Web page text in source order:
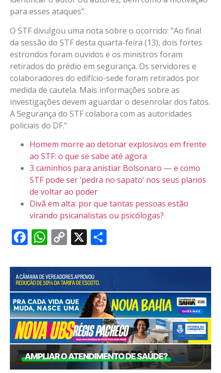
para esses ataques”.
O STF divulgou uma nota sobre o ocorrido: “Ao final
da sessão do STF desta quarta-feira (13), dois fortes
estrondos foram ouvidos e os ministros foram
retirados do prédio em segurança. Os servidores e
colaboradores do edifício-sede foram retirados por
medida de cautela. Mais informações sobre as
investigações devem aguardar o desenrolar dos fatos.
A Segurança do STF colabora com as autoridades
policiais do DF.”
Homem morre ao detonar explosivos em frente
ao STF: o que se sabe até agora
3 caminhos para anistiar Bolsonaro — e como
STF pode ser ‘pedra no sapato’ nos seus planos
de voltar ao poder
Divã em alta: por que tantas pessoas estão
virando psicanalistas ou psicólogas?
Facebook
WhatsApp
Copy
X